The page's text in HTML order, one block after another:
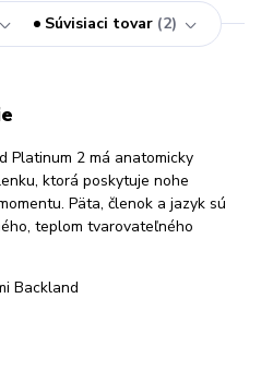
Súvisiaci tovar 2
Platinum 2 má anatomicky
ktorá poskytuje nohe
Päta, členok a jazyk sú
​​teplom tvarovateľného
Backland